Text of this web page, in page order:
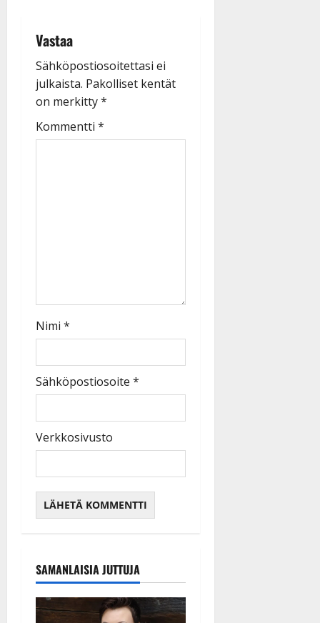
Vastaa
Sähköpostiosoitettasi ei
julkaista. Pakolliset kentät
on merkitty*
Kommentti *
Nimi *
Sähköpostiosoite *
Verkkosivusto
SAMANLAISIA JUTTUJA